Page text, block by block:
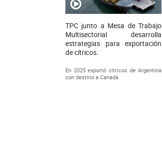
TPC junto a Mesa de Trabajo
Multisectorial desarrolla
estrategias para exportación
de cítricos.
En 2025 exportó cítricos de Argentina
con destino a Canadá.